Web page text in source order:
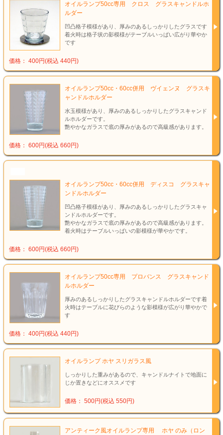
オイルランプ50cc専用 クロス グラスキャンドルホ
ルダー
凹凸格子模様があり、厚みのあるしっかりしたグラスです
着火時は格子状の影模様がテーブルいっぱい広がり華やか
です
価格： 400円(税込 440円)
オイルランプ50cc・60cc併用 ヴイェンヌ グラスキ
ャンドルホルダー
水玉模様があり、厚みのあるしっかりしたグラスキャンド
ルホルダーです。
艶やかなガラスで底の厚みがあるので高級感があります。
価格： 600円(税込 660円)
オイルランプ50cc・60cc併用 ディスコ グラスキャ
ンドルホルダー
凹凸格子模様があり、厚みのあるしっかりしたグラスキャ
ンドルホルダーです。
艶やかなガラスで底の厚みがあるので高級感があります。
着火時はテーブルいっぱいの影模様が華やかです。
価格： 600円(税込 660円)
オイルランプ50cc専用 プロバンス グラスキャンド
ルホルダー
厚みのあるしっかりしたグラスキャンドルホルダーです着
火時はテーブルに花びらのような影模様が広がり華やかで
す
価格： 400円(税込 440円)
オイルランプ ホヤ スリガラス風
しっかりした重みがあるので、キャンドルナイトで地面に
じか置きなどにオススメです
価格： 500円(税込 550円)
アンティーク風オイルランプ専用 ホヤ のみ（ロン